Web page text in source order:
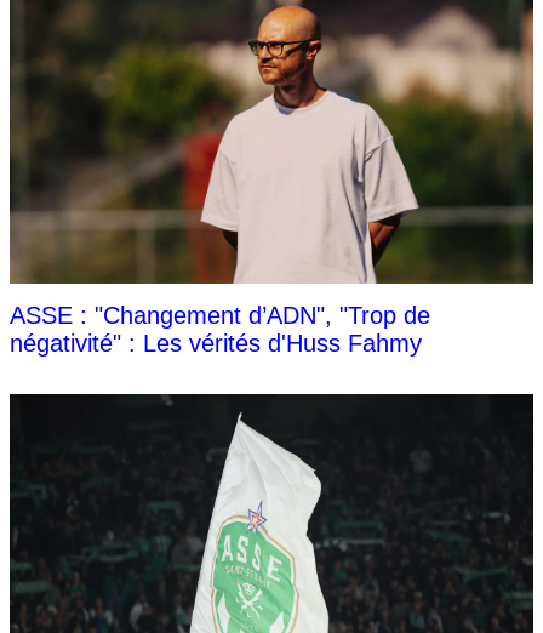
ASSE : "Changement d’ADN", "Trop de
négativité" : Les vérités d'Huss Fahmy